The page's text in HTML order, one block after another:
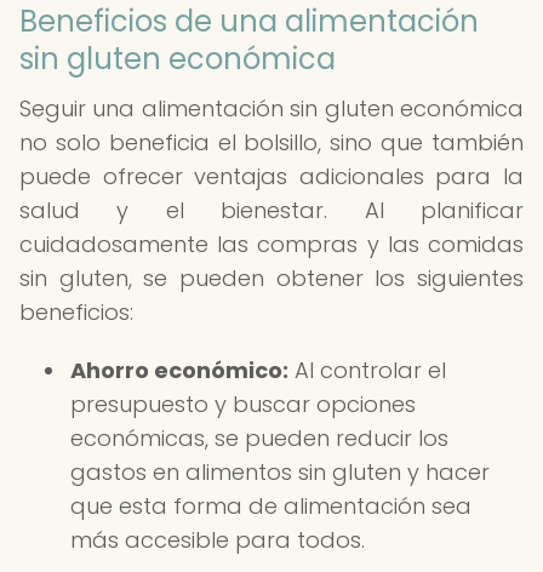
Beneficios de una alimentación
sin gluten económica
Seguir una alimentación sin gluten económica
no solo beneficia el bolsillo, sino que también
puede ofrecer ventajas adicionales para la
salud y el bienestar. Al planificar
cuidadosamente las compras y las comidas
sin gluten, se pueden obtener los siguientes
beneficios:
Ahorro económico: Al controlar el
presupuesto y buscar opciones
económicas, se pueden reducir los
gastos en alimentos sin gluten y hacer
que esta forma de alimentación sea
más accesible para todos.